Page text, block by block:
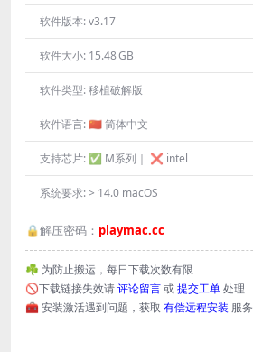
软件版本:v3.17
软件大小: 15.48 GB
软件类型:移植破解版
软件语言:🇨🇳 简体中文
支持芯片: ✅ M系列｜ ❌ intel
系统要求:> 14.0 macOS
🔒解压密码： playmac.cc
☘️ 为防止搬运，每日下载次数有限
🚫下载链接失效请评论留言或提交工单处理
🧰 安装激活遇到问题，获取 有偿远程安装 服务